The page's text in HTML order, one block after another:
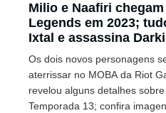
Milio e Naafiri
Legends em 2023;
Ixtal e assassina
Os dois novos personagens
aterrissar no MOBA da Riot
revelou alguns detalhes
Temporada 13; confira